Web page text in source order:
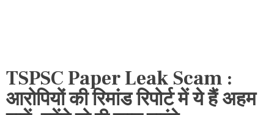
TSPSC Paper Leak Scam :
आरोपियों की रिमांड रिपोर्ट में ये हैं अहम